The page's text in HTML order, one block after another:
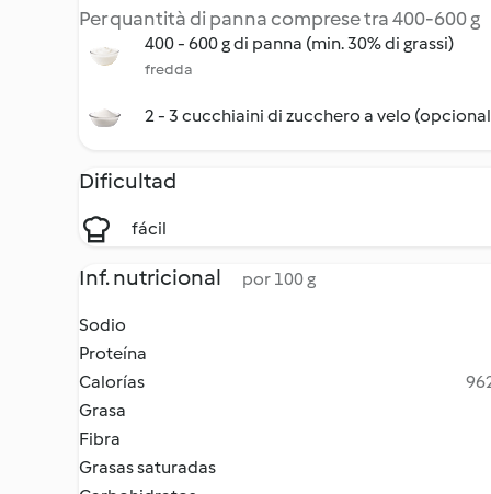
Per quantità di panna comprese tra 400-600 g
400 - 600 g di panna (min. 30% di grassi)
fredda
2 - 3 cucchiaini di zucchero a velo
Dificultad
fácil
Inf. nutricional por 100 g
Sodio
Proteína
Calorías
Grasa
Fibra
Grasas saturadas